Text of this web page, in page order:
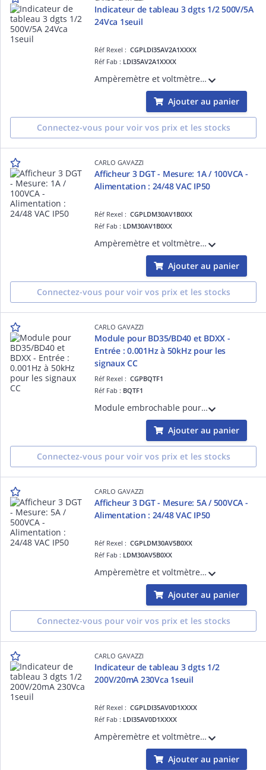
Indicateur de tableau 3 dgts 1/2 500V/5A
24Vca 1seuil
Réf Rexel :CGPLDI35AV2A1XXXX
Réf Fab : LDI35AV2A1XXXX
Ampèremètre et voltmètre CC 3 1/2 DGT à montage sur panneau numérique 48 x 96, 500V/5A 24Vca 1seuil
Ajouter au panier
Connectez-vous pour voir vos prix et les stocks
CARLO GAVAZZI
Afficheur 3 DGT - Mesure: 1A / 100VCA -
Alimentation : 24/48 VAC IP50
Réf Rexel :CGPLDM30AV1B0XX
Réf Fab : LDM30AV1B0XX
Ampèremètre et voltmètre AC TRMS 3+0 DGT à montage sur panneau numérique 48 x 96, Mesure: 1A / 100VCA - Alimentation : 24/48 VAC IP50
Ajouter au panier
Connectez-vous pour voir vos prix et les stocks
CARLO GAVAZZI
Module pour BD35/BD40 et BDXX -
Entrée : 0.001Hz à 50kHz pour les
signaux CC
Réf Rexel :CGPBQTF1
Réf Fab : BQTF1
Module embrochable pour façade BD35/BD40 et BDXX - Entrée : 0.001Hz à 50kHz pour les signaux CC
Ajouter au panier
Connectez-vous pour voir vos prix et les stocks
CARLO GAVAZZI
Afficheur 3 DGT - Mesure: 5A / 500VCA -
Alimentation : 24/48 VAC IP50
Réf Rexel :CGPLDM30AV5B0XX
Réf Fab : LDM30AV5B0XX
Ampèremètre et voltmètre AC TRMS 3+0 DGT à montage sur panneau numérique 48 x 96, Mesure: 5A / 500VCA - Alimentation : 24/48 VAC IP50
Ajouter au panier
Connectez-vous pour voir vos prix et les stocks
CARLO GAVAZZI
Indicateur de tableau 3 dgts 1/2
200V/20mA 230Vca 1seuil
Réf Rexel :CGPLDI35AV0D1XXXX
Réf Fab : LDI35AV0D1XXXX
Ampèremètre et voltmètre CC 3 1/2 DGT à montage sur panneau numérique 48 x 96, 200V/20mA 230Vca 1seuil
Ajouter au panier